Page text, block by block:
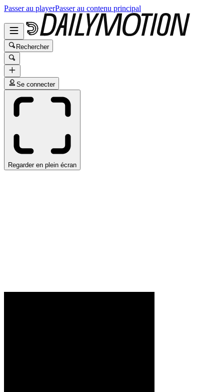
Passer au playerPasser au contenu principal
Rechercher
Se connecter
Regarder en plein écran